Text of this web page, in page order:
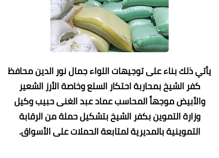
يأتي ذلك بناء على توجيهات اللواء جمال نور الدين محافظ
كفر الشيخ بمحاربة احتكار السلع وخاصة الأرز الشعير
والأبيض موجهاً المحاسب عماد عبد الغنى حبيب وكيل
وزارة التموين بكفر الشيخ بتشكيل حملة من الرقابة
التموينية بالمديرية لمتابعة الحملات على الأسواق.